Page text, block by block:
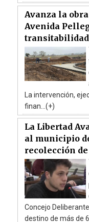
Avanza la
Avenida
La intervención,
finan...(+)
La Libertad
al municipio
recolección
Concejo
destino de más de